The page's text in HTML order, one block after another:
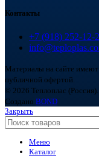
Контакты
+7 (918) 252-12-
Материалы на сайте имеют
публичной офертой.
© 2026 Теплоплас (Россия).
Создано BOND
Закрыть
Меню
Каталог